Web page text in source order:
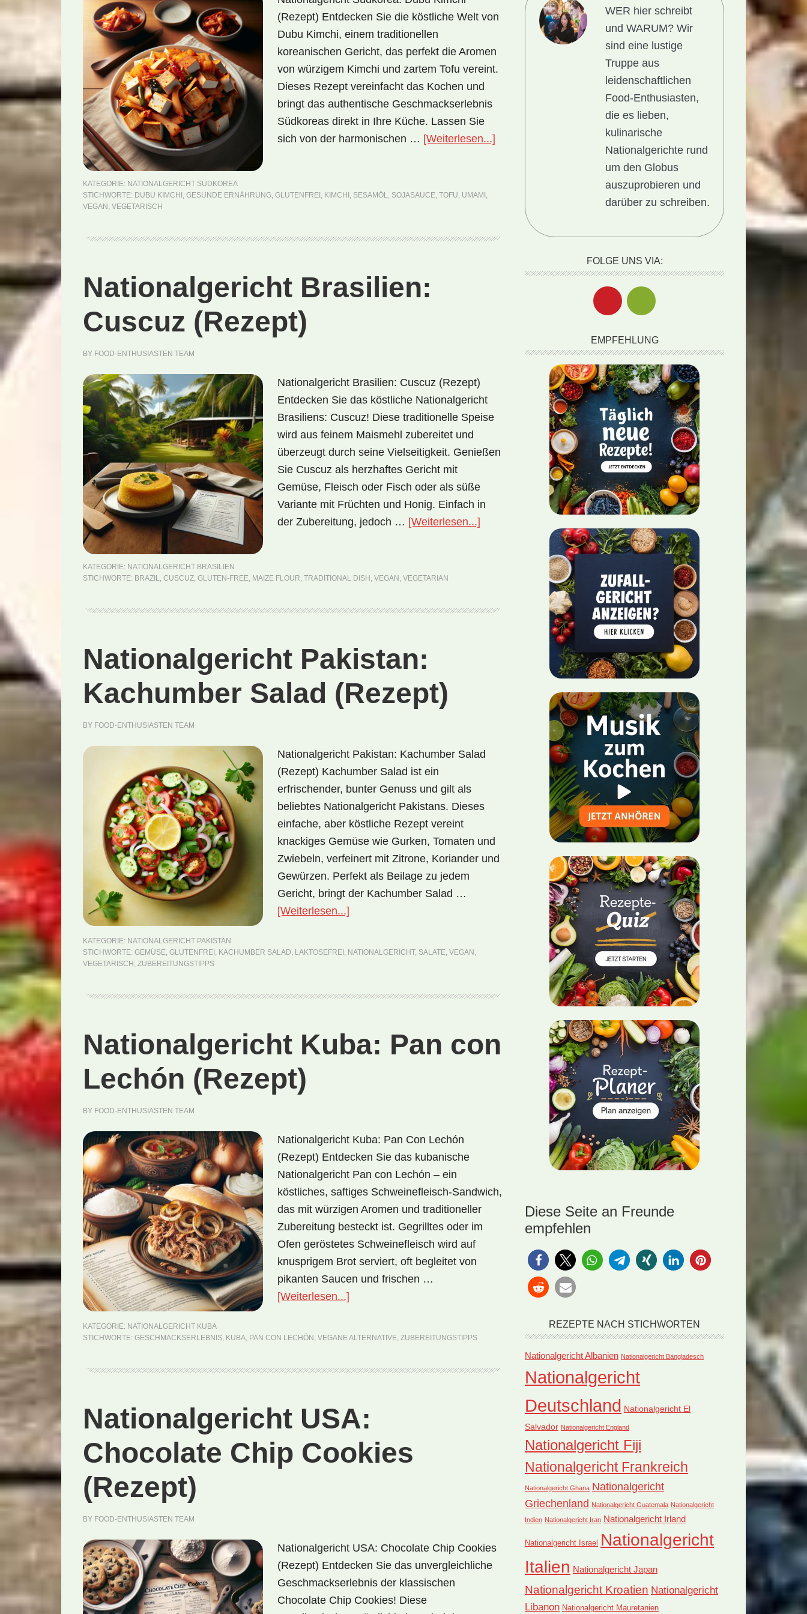
(Rezept) Entdecken Sie die köstliche Welt von
Dubu Kimchi, einem traditionellen
koreanischen Gericht, das perfekt die Aromen
von würzigem Kimchi und zartem Tofu vereint.
Dieses Rezept vereinfacht das Kochen und
bringt das authentische Geschmackserlebnis
Südkoreas direkt in Ihre Küche. Lassen Sie
sich von der harmonischen … [Weiterlesen...]
(Rezept)
KATEGORIE: NATIONALGERICHT SÜDKOREA
STICHWORTE: DUBU KIMCHI , GESUNDE ERNÄHRUNG, GLUTENFREI , KIMCHI , SESAMÖL, SOJASAUCE, TOFU, UMAMI ,
VEGAN , VEGETARISCH
Nationalgericht Brasilien:
Cuscuz (Rezept)
BY FOOD-ENTHUSIASTEN TEAM
Nationalgericht Brasilien: Cuscuz (Rezept)
Entdecken Sie das köstliche Nationalgericht
Brasiliens: Cuscuz! Diese traditionelle Speise
wird aus feinem Maismehl zubereitet und
überzeugt durch seine Vielseitigkeit. Genießen
Sie Cuscuz als herzhaftes Gericht mit
Gemüse, Fleisch oder Fisch oder als süße
Variante mit Früchten und Honig. Einfach in
der Zubereitung, jedoch … [Weiterlesen...]
KATEGORIE: NATIONALGERICHT BRASILIEN
STICHWORTE: BRAZIL, CUSCUZ, GLUTEN-FREE, MAIZE FLOUR, TRADITIONAL DISH , VEGAN , VEGETARIAN
Nationalgericht Pakistan:
Kachumber Salad (Rezept)
BY FOOD-ENTHUSIASTEN TEAM
Nationalgericht Pakistan: Kachumber Salad
(Rezept) Kachumber Salad ist ein
erfrischender, bunter Genuss und gilt als
beliebtes Nationalgericht Pakistans. Dieses
einfache, aber köstliche Rezept vereint
knackiges Gemüse wie Gurken, Tomaten und
Zwiebeln, verfeinert mit Zitrone, Koriander und
Gewürzen. Perfekt als Beilage zu jedem
Gericht, bringt der Kachumber Salad …
[Weiterlesen...]
KATEGORIE: NATIONALGERICHT PAKISTAN
STICHWORTE: GEMÜSE, GLUTENFREI , KACHUMBER SALAD, LAKTOSEFREI , NATIONALGERICHT, SALATE, VEGAN ,
VEGETARISCH , ZUBEREITUNGSTIPPS
Nationalgericht Kuba: Pan con
Lechón (Rezept)
BY FOOD-ENTHUSIASTEN TEAM
Nationalgericht Kuba: Pan Con Lechón
(Rezept) Entdecken Sie das kubanische
Nationalgericht Pan con Lechón – ein
köstliches, saftiges Schweinefleisch-Sandwich,
das mit würzigen Aromen und traditioneller
Zubereitung besteckt ist. Gegrilltes oder im
Ofen geröstetes Schweinefleisch wird auf
knusprigem Brot serviert, oft begleitet von
pikanten Saucen und frischen …
[Weiterlesen...]
Lechón
KATEGORIE: NATIONALGERICHT KUBA
STICHWORTE: GESCHMACKSERLEBNIS, KUBA, PAN CON LECHÓN , VEGANE ALTERNATIVE, ZUBEREITUNGSTIPPS
Nationalgericht USA:
Chocolate Chip Cookies
(Rezept)
BY FOOD-ENTHUSIASTEN TEAM
Nationalgericht USA: Chocolate Chip Cookies
(Rezept) Entdecken Sie das unvergleichliche
Geschmackserlebnis der klassischen
Chocolate Chip Cookies! Diese
WER hier schreibt
und WARUM?Wir
sind eine lustige
Truppe aus
leidenschaftlichen
Food-Enthusiasten,
die es lieben,
kulinarische
Nationalgerichte rund
um den Globus
auszuprobieren und
darüber zu schreiben.
FOLGE UNS VIA:
EMPFEHLUNG
Diese Seite an Freunde
empfehlen
REZEPTE NACH STICHWORTEN
Nationalgericht Albanien Nationalgericht Bangladesch
Nationalgericht
Deutschland Nationalgericht El
Salvador Nationalgericht England
Nationalgericht Fiji
Nationalgericht Frankreich
Nationalgericht Ghana Nationalgericht
Griechenland Nationalgericht Guatemala Nationalgericht
Indien Nationalgericht Iran Nationalgericht Irland
Nationalgericht Israel Nationalgericht
Italien Nationalgericht Japan
Nationalgericht Kroatien Nationalgericht
Libanon Nationalgericht Mauretanien